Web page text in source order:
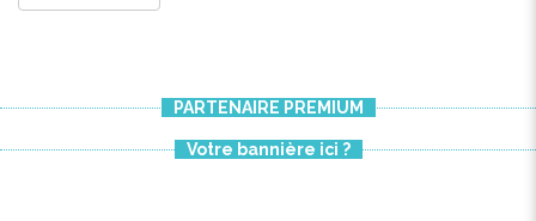
PARTENAIRE PREMIUM
Votre bannière ici ?